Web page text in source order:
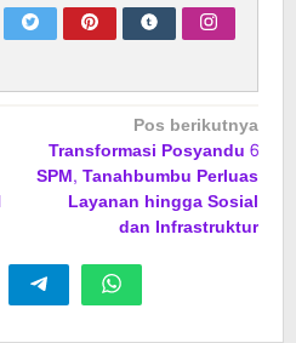
Pos berikutnya
Transformasi Posyandu 6
SPM, Tanahbumbu Perluas
Layanan hingga Sosial
dan Infrastruktur